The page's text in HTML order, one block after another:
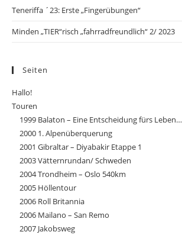
Teneriffa ´23: Erste „Fingerübungen“
Minden „TIER“risch „fahrradfreundlich“ 2/ 2023
Seiten
Hallo!
Touren
1999 Balaton – Eine Entscheidung fürs Leben…
2000 1. Alpenüberquerung
2001 Gibraltar – Diyabakir Etappe 1
2003 Vätternrundan/ Schweden
2004 Trondheim – Oslo 540km
2005 Höllentour
2006 Roll Britannia
2006 Mailano – San Remo
2007 Jakobsweg